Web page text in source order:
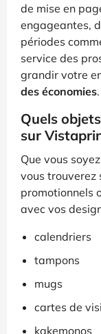
de mise en
engageantes,
périodes
service des
grandir votre
des économies.
Quels
sur
Que vous
vous trouverez
promotionnels
avec vos
calendriers
tampons
mugs
cartes de
kakemonos